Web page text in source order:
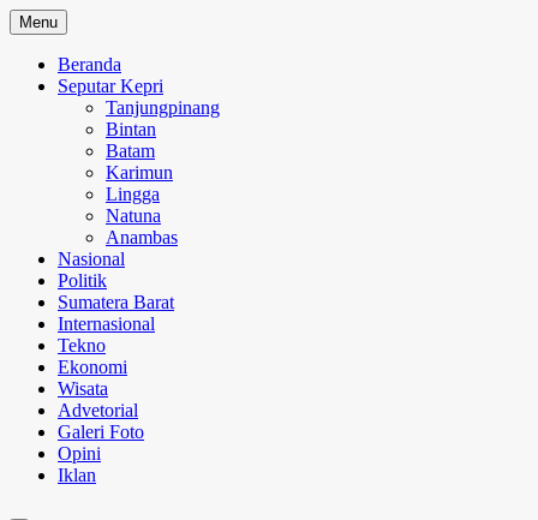
Skip
to
content
Menu
Beranda
Seputar Kepri
Tanjungpinang
Bintan
Batam
Karimun
Lingga
Natuna
Anambas
Nasional
Politik
Sumatera Barat
Internasional
Tekno
Ekonomi
Wisata
Advetorial
Galeri Foto
Opini
Iklan